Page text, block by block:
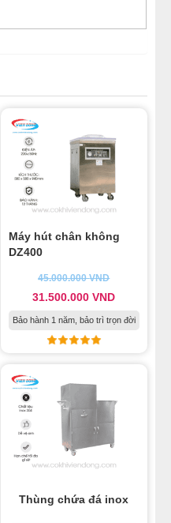
Máy hút chân không
DZ400
45.000.000VND
31.500.000VND
Bảo hành 1 năm, bảo trì trọn đời
Thùng chứa đá inox